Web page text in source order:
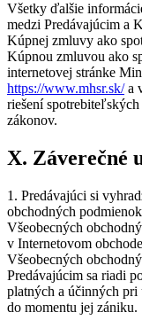
Všetky ďalšie
medzi Predávajúcim a
Kúpnej zmluvy ako
Kúpnou zmluvou ako
internetovej stránke
https://www.mhsr.sk/a
riešení
zákonov.
X. Záverečné
1. Predávajúci si
obchodných
Všeobecných
v Internetovom
Všeobecných
Predávajúcim sa riadi
platných a účinných
do momentu jej zániku.